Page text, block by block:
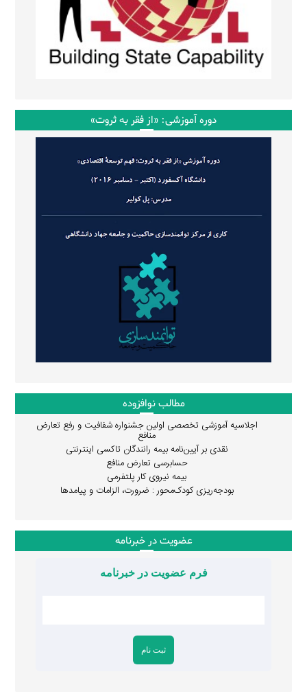
دوره آموزشی: «از فقر به ثروت»
مطالب نوافزوده
اجلاسیه آموزشی تخصصی اولین جشنواره شفافیت و رفع تعارض
منافع
نقدی بر آیین‌نامه بیمه رانندگان تاکسی اینترنتی
حسابرسی تعارض منافع
بیمه نیروی کار پلتفرمی
بودجه‌ریزی کودک‌محور : ضرورت، الزامات و پیامدها
عضویت در خبرنامه
فرم عضویت در خبرنامه